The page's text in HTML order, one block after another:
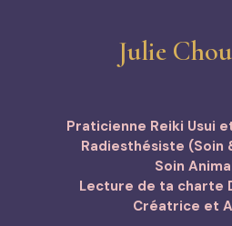
Julie
Praticienne Reiki Usui
Radiesthésiste (Soin
Soin
Lecture de ta charte
Créatrice et